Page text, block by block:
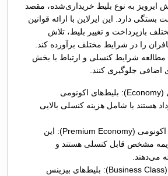
ایرویز به نوع بلیط خریداری‌شده، مقصد
دارد. این ایرلاین با ارائه قوانین
بازپرداخت و تغییر بلیط، تلاش
را در شرایط مختلف برآورده کند.
مطالعه شرایط کنسلی و ارتباط با بخش
اضافی جلوگیری کنند.
کنسلی بلیط اقتصادی (Economy): بلیط‌های اکونومی
هستند یا شامل هزینه کنسلی بالایی
کنسلی بلیط پریمیوم اکونومی (Premium Economy): این
مشخص قابل کنسلی هستند و
می‌دهند.
کنسلی بلیط بیزینس (Business Class): بلیط‌های بیزینس